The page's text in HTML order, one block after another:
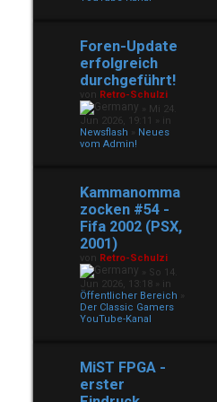
Foren-Update
erfolgreich
durchgeführt!
von Retro-Schulzi
» Mi 24.
Jun 2026, 19:11 » in
Newsflash
Neues
vom Admin!
Kammanomma
zocken #54 -
Fifa 2002 (PSX,
2001)
von Retro-Schulzi
» So 14.
Jun 2026, 13:18 » in
Öffentlicher Bereich
Der Classic Gamers
YouTube-Kanal
MiST FPGA -
erster